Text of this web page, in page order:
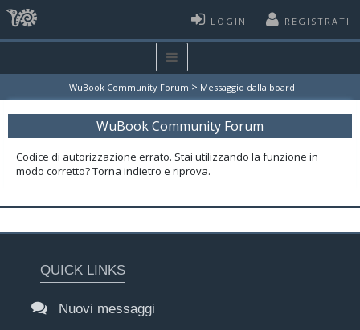
LOGIN REGISTRATI
WuBook Community Forum > Messaggio dalla board
WuBook Community Forum
Codice di autorizzazione errato. Stai utilizzando la funzione in
modo corretto? Torna indietro e riprova.
QUICK LINKS
Nuovi messaggi